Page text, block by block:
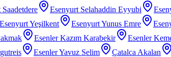
Esenyurt Selahaddin Eyyubi
Esenyurt Yeşilkent Esenyurt Yunus Emre
Esenler Kazım Karabekir Esenler
Esenler Yavuz Selim Çatalca Akalan